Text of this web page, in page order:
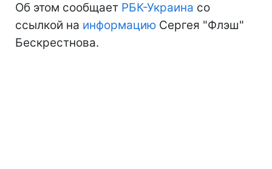
Об этом сообщает РБК-Украина со
ссылкой на информацию Сергея "Флэш"
Бескрестнова.